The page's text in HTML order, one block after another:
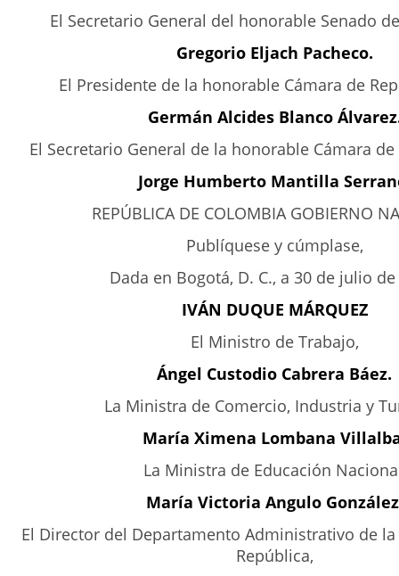
El Secretario General del honorable Senado
Gregorio Eljach Pacheco.
El Presidente de la honorable Cámara de
Germán Alcides Blanco
El Secretario General de la honorable Cámara
Jorge Humberto Mantilla
REPÚBLICA DE COLOMBIA GOBIERNO
Publíquese y cúmplase,
Dada en Bogotá, D. C., a 30 de julio de
IVÁN DUQUE MÁRQUEZ
El Ministro de Trabajo,
Ángel Custodio Cabrera Báez.
La Ministra de Comercio, Industria y
María Ximena Lombana
La Ministra de Educación
María Victoria Angulo
El Director del Departamento Administrativo de
República,